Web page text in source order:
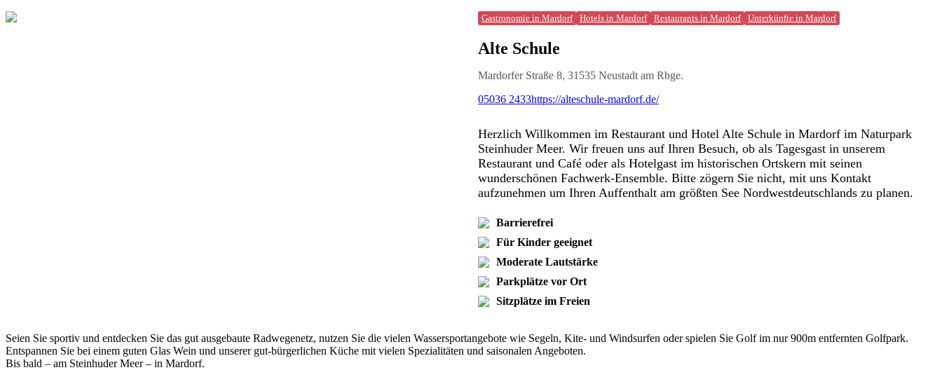
Gastronomie in Mardorf Hotels in Mardorf Restaurants in Mardorf Unterkünfte in Mardorf
Alte Schule
Mardorfer Straße 8, 31535 Neustadt am Rbge.
05036 2433https://alteschule-mardorf.de/
Herzlich Willkommen im Restaurant und Hotel Alte Schule in Mardorf im Naturpark
Steinhuder Meer. Wir freuen uns auf Ihren Besuch, ob als Tagesgast in unserem
Restaurant und Café oder als Hotelgast im historischen Ortskern mit seinen
wunderschönen Fachwerk-Ensemble. Bitte zögern Sie nicht, mit uns Kontakt
aufzunehmen um Ihren Auffenthalt am größten See Nordwestdeutschlands zu planen.
Barrierefrei
Für Kinder geeignet
Moderate Lautstärke
Parkplätze vor Ort
Sitzplätze im Freien
Seien Sie sportiv und entdecken Sie das gut ausgebaute Radwegenetz, nutzen Sie die vielen Wassersportangebote wie Segeln, Kite- und Windsurfen oder spielen Sie Golf im nur 900m entfernten Golfpark.
Entspannen Sie bei einem guten Glas Wein und unserer gut-bürgerlichen Küche mit vielen Spezialitäten und saisonalen Angeboten.
Bis bald – am Steinhuder Meer – in Mardorf.